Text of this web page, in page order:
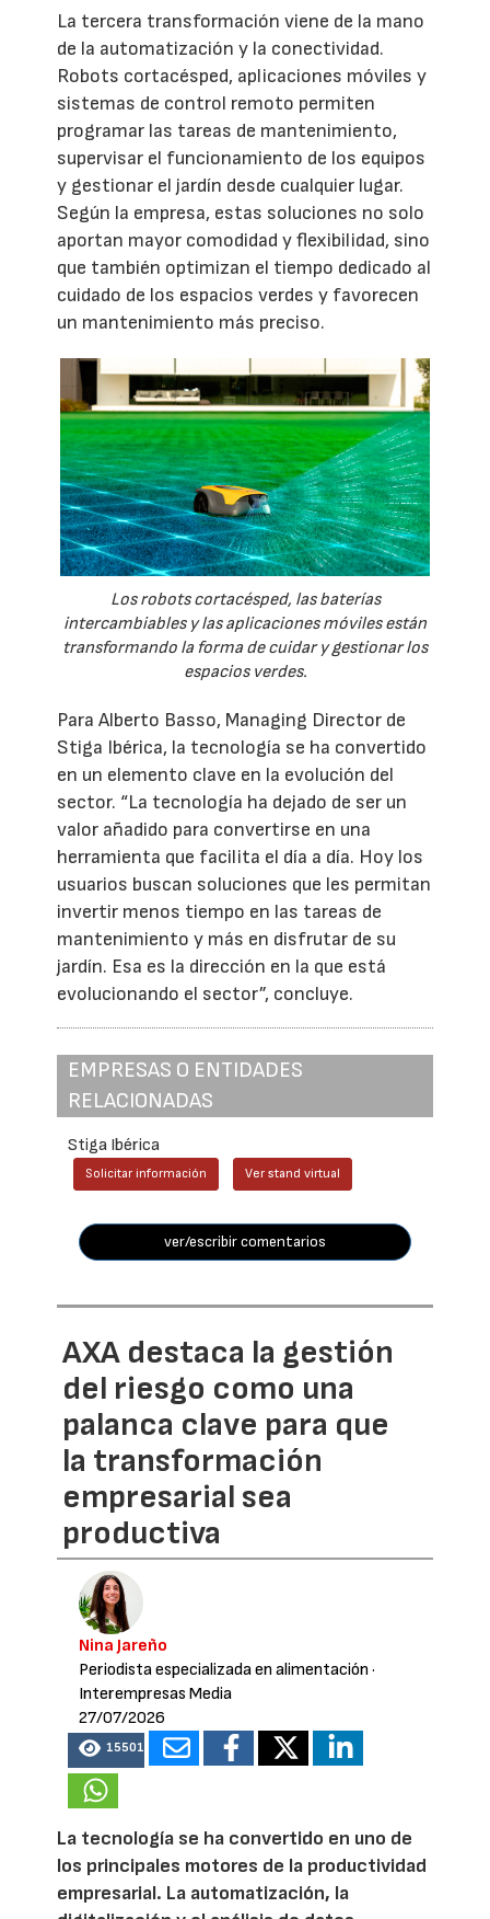
La tercera transformación viene de la mano
de la automatización y la conectividad.
Robots cortacésped, aplicaciones móviles y
sistemas de control remoto permiten
programar las tareas de mantenimiento,
supervisar el funcionamiento de los equipos
y gestionar el jardín desde cualquier lugar.
Según la empresa, estas soluciones no solo
aportan mayor comodidad y flexibilidad, sino
que también optimizan el tiempo dedicado al
cuidado de los espacios verdes y favorecen
un mantenimiento más preciso.
Los robots cortacésped, las baterías
intercambiables y las aplicaciones móviles están
transformando la forma de cuidar y gestionar los
espacios verdes.
Para Alberto Basso, Managing Director de
Stiga Ibérica, la tecnología se ha convertido
en un elemento clave en la evolución del
sector. “La tecnología ha dejado de ser un
valor añadido para convertirse en una
herramienta que facilita el día a día. Hoy los
usuarios buscan soluciones que les permitan
invertir menos tiempo en las tareas de
mantenimiento y más en disfrutar de su
jardín. Esa es la dirección en la que está
evolucionando el sector”, concluye.
EMPRESAS O ENTIDADES
RELACIONADAS
Stiga Ibérica
Solicitar información Ver stand virtual
ver/escribir comentarios
AXA destaca la gestión
del riesgo como una
palanca clave para que
la transformación
empresarial sea
productiva
Nina Jareño
Periodista especializada en alimentación ·
Interempresas Media
27/07/2026
15501
La tecnología se ha convertido en uno de
los principales motores de la productividad
empresarial. La automatización, la